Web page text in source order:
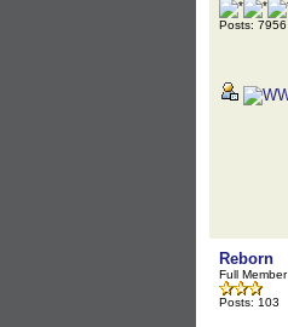
Posts: 7956
Reborn
Full Member
Posts: 103